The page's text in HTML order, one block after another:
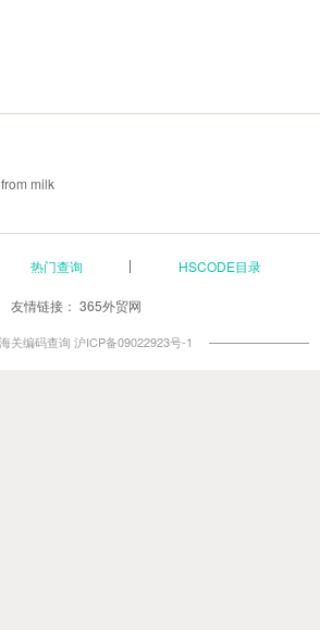
milk
热门查询 HSCODE目录
友情链接： 365外贸网
关编码查询 沪ICP备09022923号-1